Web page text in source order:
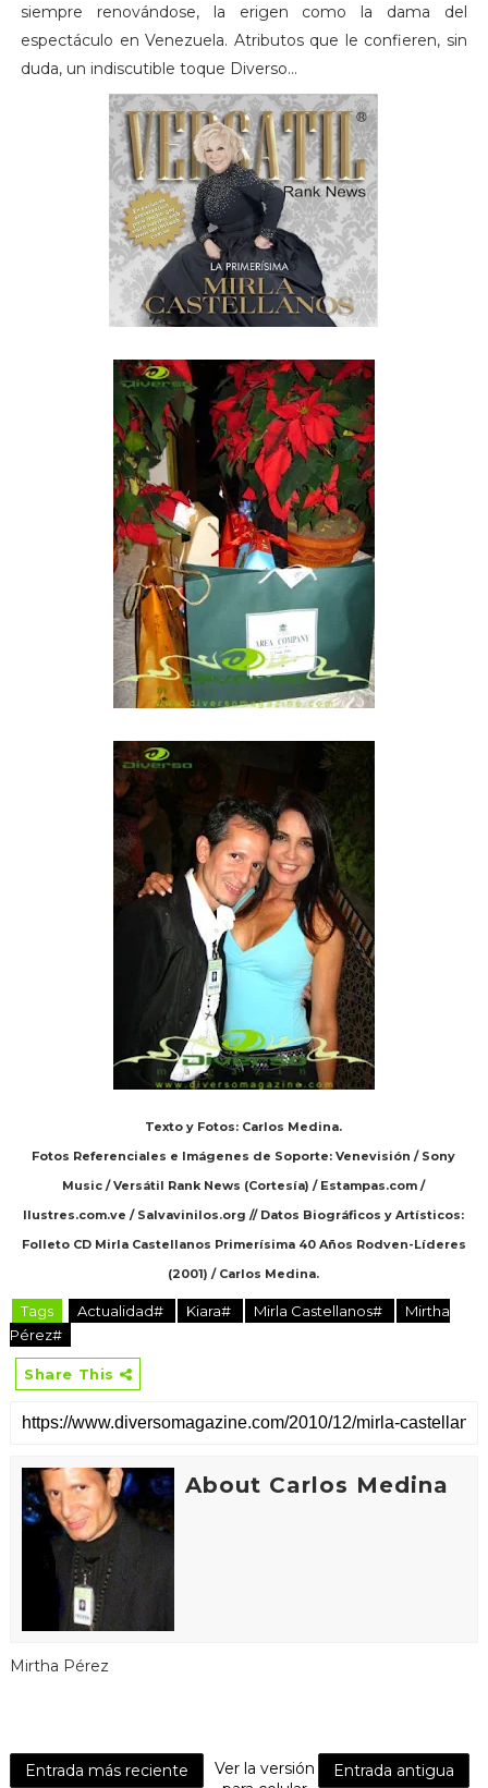
siempre renovándose, la erigen como la dama del
espectáculo en Venezuela. Atributos que le confieren, sin
duda, un indiscutible toque Diverso…
Texto y Fotos: Carlos Medina.
Fotos Referenciales e Imágenes de Soporte: Venevisión / Sony
Music / Versátil Rank News (Cortesía) / Estampas.com /
Ilustres.com.ve / Salvavinilos.org // Datos Biográficos y Artísticos:
Folleto CD Mirla Castellanos Primerísima 40 Años Rodven-Líderes
(2001) / Carlos Medina.
Tags Actualidad# Kiara# Mirla Castellanos#
Mirtha
Pérez#
Share This
About Carlos Medina
Mirtha Pérez
Entrada más reciente Entrada antigua
Ver la versión